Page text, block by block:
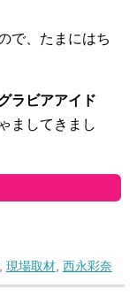
で、たまにはち
ラビアアイド
ましてきまし
現場取材, 西永彩奈